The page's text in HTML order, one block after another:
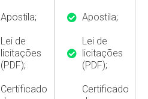
Apostila;
Lei de
licitações
(PDF);
Certificado
Apostila;
Lei de
licitações
(PDF);
Certificado